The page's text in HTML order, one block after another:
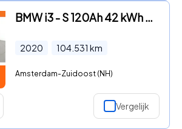
BMW i3 - S 120Ah 42 kWh For The Oceans Edition | PB51143 |
2020 104.531 km
Amsterdam-Zuidoost (NH)
Vergelijk